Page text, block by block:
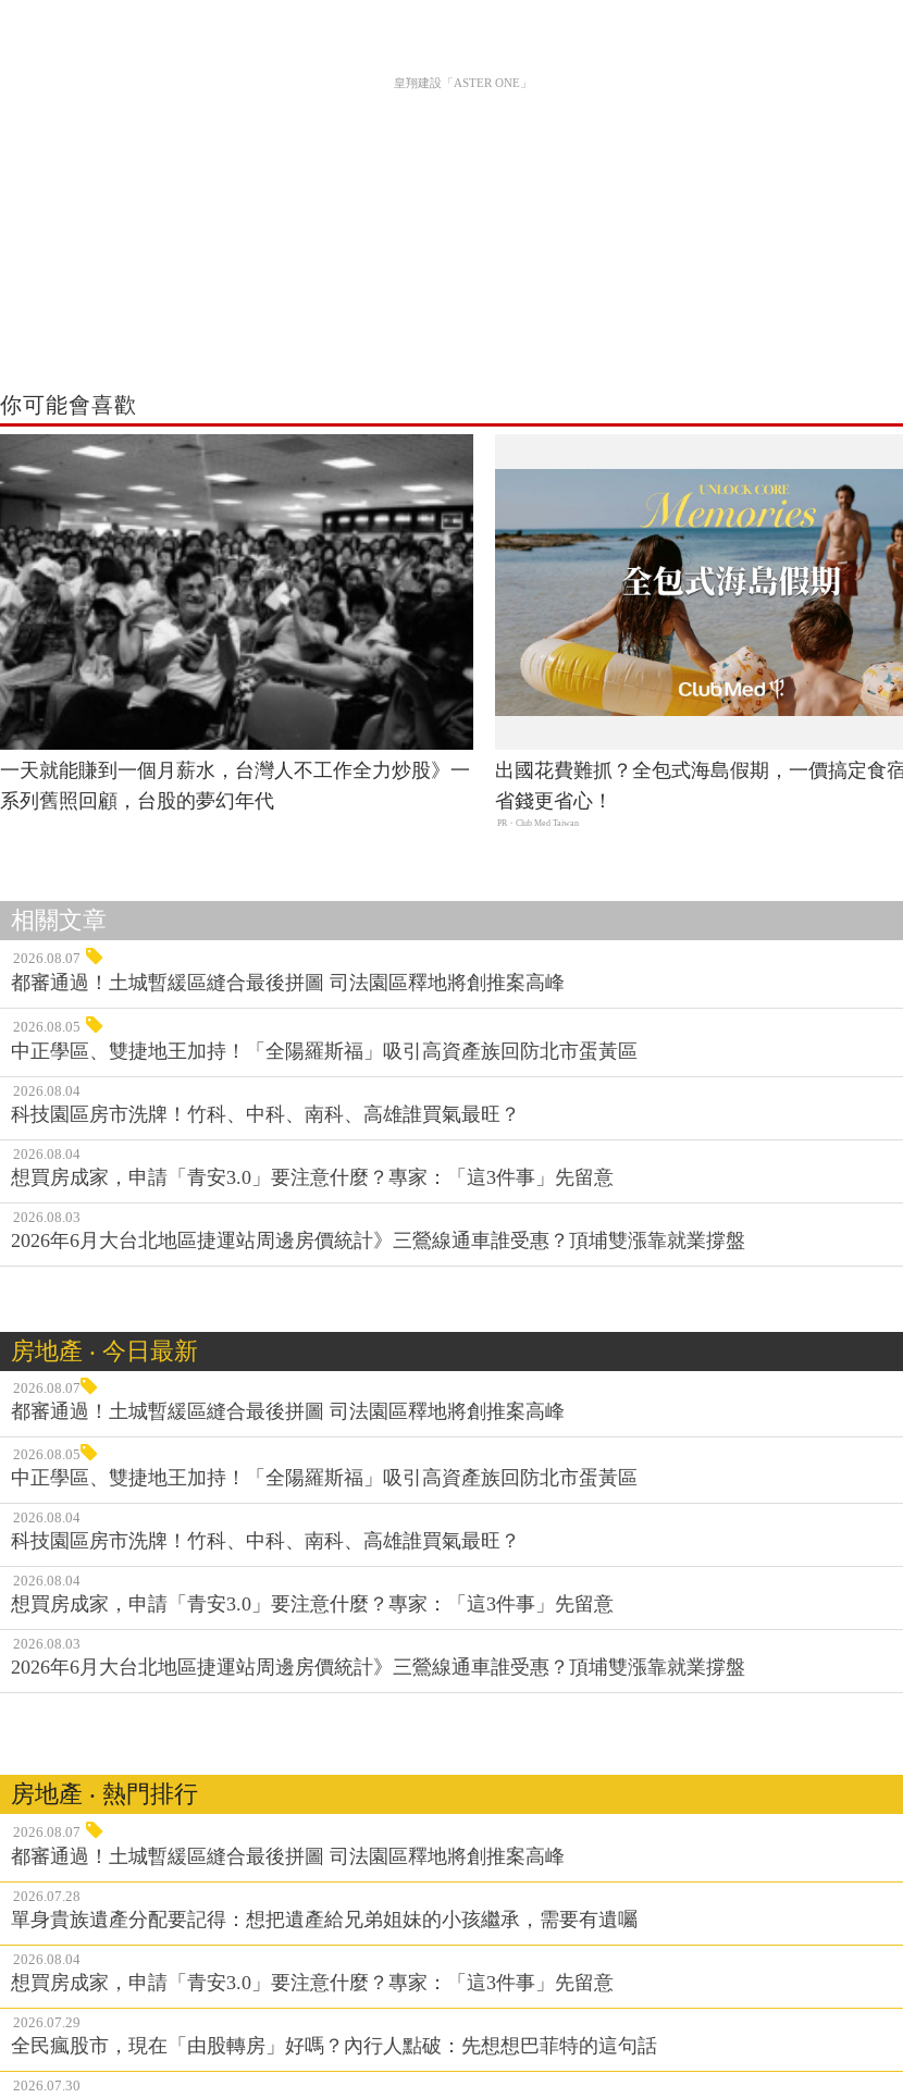
皇翔建設「ASTER ONE」
你可能會喜歡
一天就能賺到一個月薪水，台灣人不工作全力炒股》一
系列舊照回顧，台股的夢幻年代
出國花費難抓？全包式海島假期，一價搞定食
省錢更省心！
PR・Club Med Taiwan
相關文章
2026.08.07
都審通過！土城暫緩區縫合最後拼圖 司法園區釋地將創推案高峰
2026.08.05
中正學區、雙捷地王加持！「全陽羅斯福」吸引高資產族回防北市蛋黃區
2026.08.04
科技園區房市洗牌！竹科、中科、南科、高雄誰買氣最旺？
2026.08.04
想買房成家，申請「青安3.0」要注意什麼？專家：「這3件事」先留意
2026.08.03
2026年6月大台北地區捷運站周邊房價統計》三鶯線通車誰受惠？頂埔雙漲靠就業撐盤
房地產 ‧ 今日最新
2026.08.07
都審通過！土城暫緩區縫合最後拼圖 司法園區釋地將創推案高峰
2026.08.05
中正學區、雙捷地王加持！「全陽羅斯福」吸引高資產族回防北市蛋黃區
2026.08.04
科技園區房市洗牌！竹科、中科、南科、高雄誰買氣最旺？
2026.08.04
想買房成家，申請「青安3.0」要注意什麼？專家：「這3件事」先留意
2026.08.03
2026年6月大台北地區捷運站周邊房價統計》三鶯線通車誰受惠？頂埔雙漲靠就業撐盤
房地產 ‧ 熱門排行
2026.08.07
都審通過！土城暫緩區縫合最後拼圖 司法園區釋地將創推案高峰
2026.07.28
單身貴族遺產分配要記得：想把遺產給兄弟姐妹的小孩繼承，需要有遺囑
2026.08.04
想買房成家，申請「青安3.0」要注意什麼？專家：「這3件事」先留意
2026.07.29
全民瘋股市，現在「由股轉房」好嗎？內行人點破：先想想巴菲特的這句話
2026.07.30